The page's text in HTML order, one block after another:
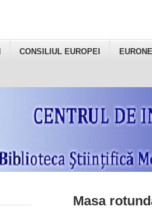
CONSILIUL EUROPEI
Masa